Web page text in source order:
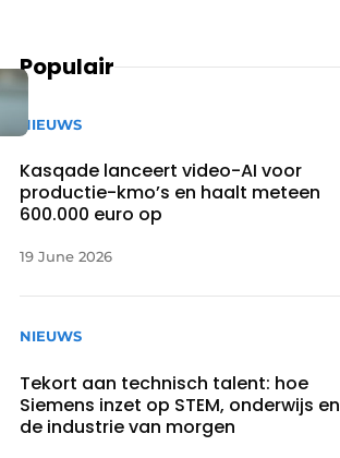
Populair
NIEUWS
Kasqade lanceert video-AI voor
productie-kmo’s en haalt meteen
600.000 euro op
19 June 2026
NIEUWS
Tekort aan technisch talent: hoe
Siemens inzet op STEM, onderwijs en
de industrie van morgen